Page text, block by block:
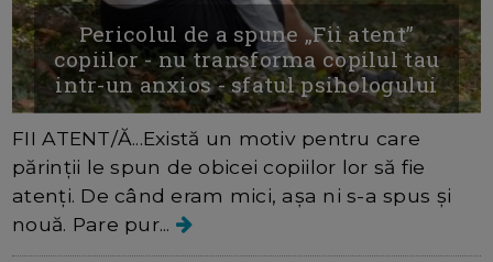
Pericolul de a spune „Fii atent”
copiilor - nu transforma copilul tau
intr-un anxios - sfatul psihologului
FII ATENT/Ă...Există un motiv pentru care
părinții le spun de obicei copiilor lor să fie
atenți. De când eram mici, așa ni s-a spus și
nouă. Pare pur...